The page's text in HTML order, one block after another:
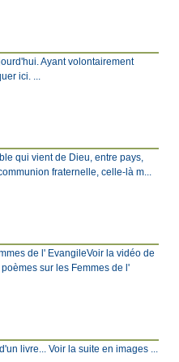
Ayant volontairement
ici. ...
qui vient de Dieu, entre pays,
fraternelle, celle-là m...
de l' EvangileVoir la vidéo de
sur les Femmes de l'
livre... Voir la suite en images ...